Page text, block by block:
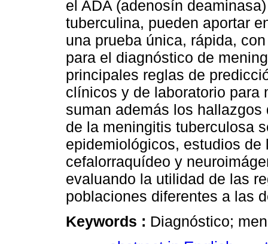
el ADA (adenosín
tuberculina, pueden aportar
una prueba única, rápida,
para el diagnóstico de
principales reglas de
clínicos y de laboratorio para
suman además los
de la meningitis tuberculosa
epidemiológicos, estudios
cefalorraquídeo y
evaluando la utilidad de las
poblaciones diferentes a las
Keywords : Diagnóstico;